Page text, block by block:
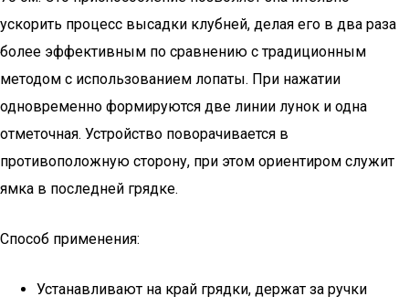
ускорить процесс высадки клубней, делая его в два раза
более эффективным по сравнению с традиционным
методом с использованием лопаты. При нажатии
одновременно формируются две линии лунок и одна
отметочная. Устройство поворачивается в
противоположную сторону, при этом ориентиром служит
ямка в последней грядке.
Способ применения:
Устанавливают на край грядки, держат за ручки